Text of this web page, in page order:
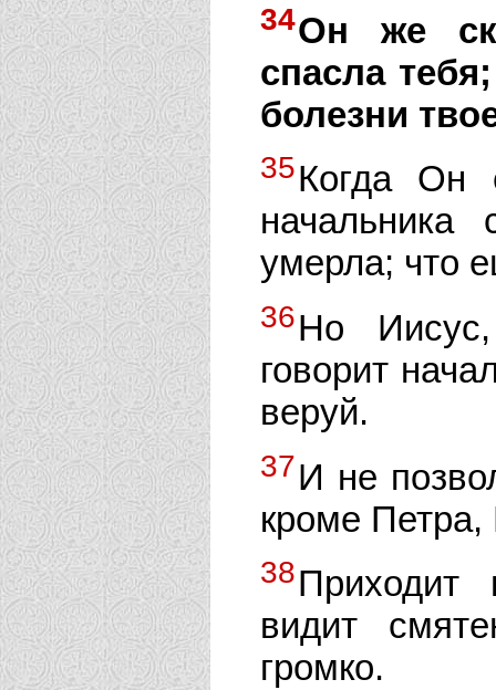
34Он же
спасла
болезни
35Когда Он
начальника
умерла; что
36Но
говорит
веруй.
37И не
кроме
38Приходит
видит
громко.